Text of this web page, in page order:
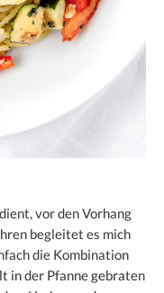
vor den Vorhang
begleitet es mich
die Kombination
in der Pfanne gebraten